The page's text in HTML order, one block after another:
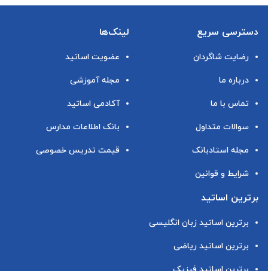
دسترسی سریع
رضایت شاگردان
درباره ما
تماس با ما
سوالات متداول
مجله استادبانک
شرایط و قوانین
لینک‌ها
عضویت اساتید
مجله آموزشی
آکادمی اساتید
بانک اطلاعات مدارس
قیمت تدریس خصوصی
برترین اساتید
برترین اساتید زبان انگلیسی
برترین اساتید ریاضی